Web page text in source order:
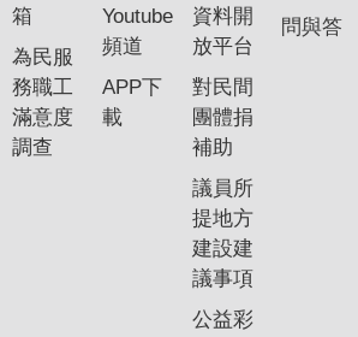
箱
為民服
務職工
滿意度
調查
Youtube
頻道
APP下
載
資料開
放平台
對民間
團體捐
補助
議員所
提地方
建設建
議事項
公益彩
問與答